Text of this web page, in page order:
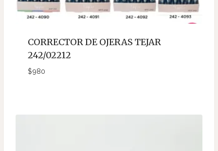
CORRECTOR DE OJERAS TEJAR
242/02212
$980